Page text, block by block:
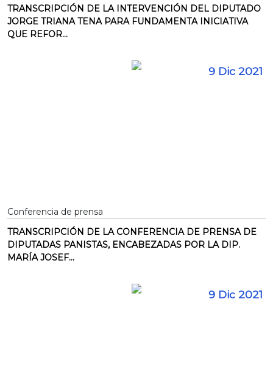
TRANSCRIPCIÓN DE LA INTERVENCIÓN DEL DIPUTADO
JORGE TRIANA TENA PARA FUNDAMENTA INICIATIVA
QUE REFOR...
9 Dic 2021
Conferencia de prensa
TRANSCRIPCIÓN DE LA CONFERENCIA DE PRENSA DE
DIPUTADAS PANISTAS, ENCABEZADAS POR LA DIP.
MARÍA JOSEF...
9 Dic 2021